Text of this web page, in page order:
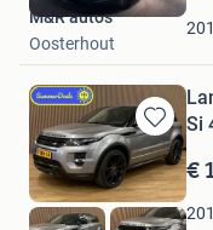
Favorieten
M&R auto's
Oosterhout
Bewaren
in
Mijn
Favorieten
Si
€